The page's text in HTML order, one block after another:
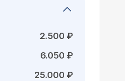
2.500 ₽
6.050 ₽
25.000 ₽